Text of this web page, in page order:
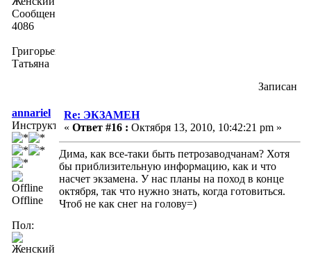
Сообщений:
4086
Григорьева
Татьяна
Записан
annariel
Инструктор
Offline
Пол:
Re: ЭКЗАМЕН
« Ответ #16 : Октября 13, 2010, 10:42:21 pm »
Дима, как все-таки быть петрозаводчанам? Хотя
бы приблизительную информацию, как и что
насчет экзамена. У нас планы на поход в конце
октября, так что нужно знать, когда готовиться.
Чтоб не как снег на голову=)